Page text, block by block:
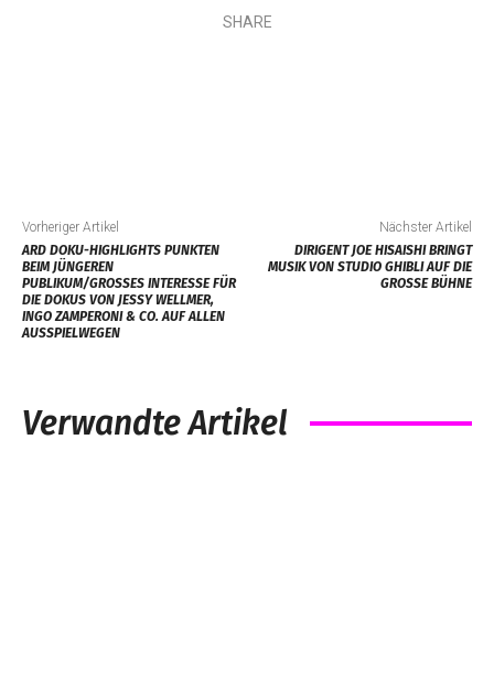
SHARE
Vorheriger Artikel
ARD DOKU-HIGHLIGHTS PUNKTEN
BEIM JÜNGEREN
PUBLIKUM/GROSSES INTERESSE FÜR D
IE DOKUS VON JESSY WELLMER, I
NGO ZAMPERONI & CO. AUF ALLEN A
USSPIELWEGEN
Nächster Artikel
DIRIGENT JOE HISAISHI BRINGT
MUSIK VON STUDIO GHIBLI AUF DIE
GROSSE BÜHNE
Verwandte Artikel